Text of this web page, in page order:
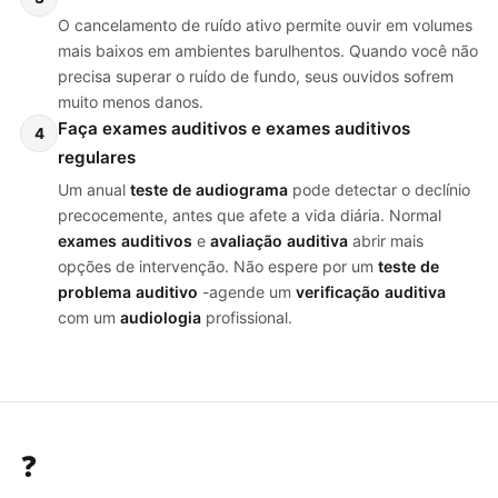
O cancelamento de ruído ativo permite ouvir em volumes
mais baixos em ambientes barulhentos. Quando você não
precisa superar o ruído de fundo, seus ouvidos sofrem
muito menos danos.
4
Faça exames auditivos e exames auditivos
regulares
Um anual teste de audiograma pode detectar o declínio
precocemente, antes que afete a vida diária. Normal
exames auditivos e avaliação auditiva abrir mais
opções de intervenção. Não espere por um teste de
problema auditivo -agende um verificação auditiva
com um audiologia profissional.
❓